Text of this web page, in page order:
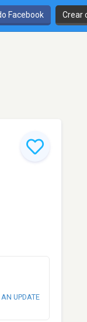
Facebook Crear
UPDATE